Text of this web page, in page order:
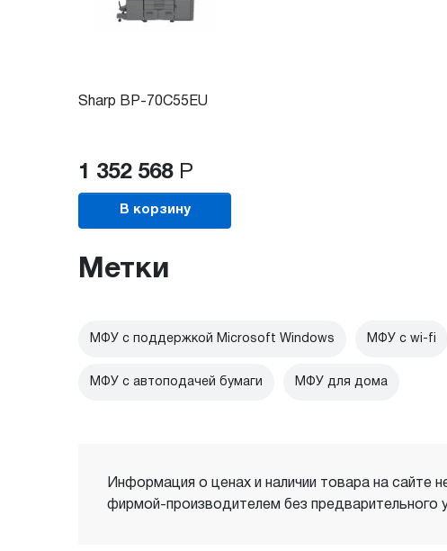
Sharp BP-70C55EU
1 352 568 Р
В корзину
Метки
МФУ с поддержкой Microsoft Windows МФУ c wi-fi
МФУ с автоподачей бумаги МФУ для дома
Информация о ценах и наличии товара на сайте
фирмой-производителем без предварительного